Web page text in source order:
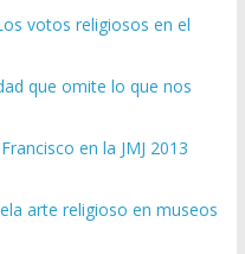
votos religiosos en el
que omite lo que nos
en la JMJ 2013
arte religioso en museos